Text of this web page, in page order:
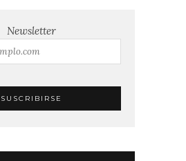
Newsletter